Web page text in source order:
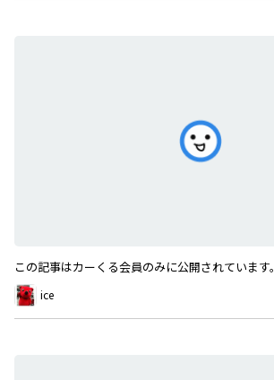
この記事はカーくる会員のみに公開されています。
ice